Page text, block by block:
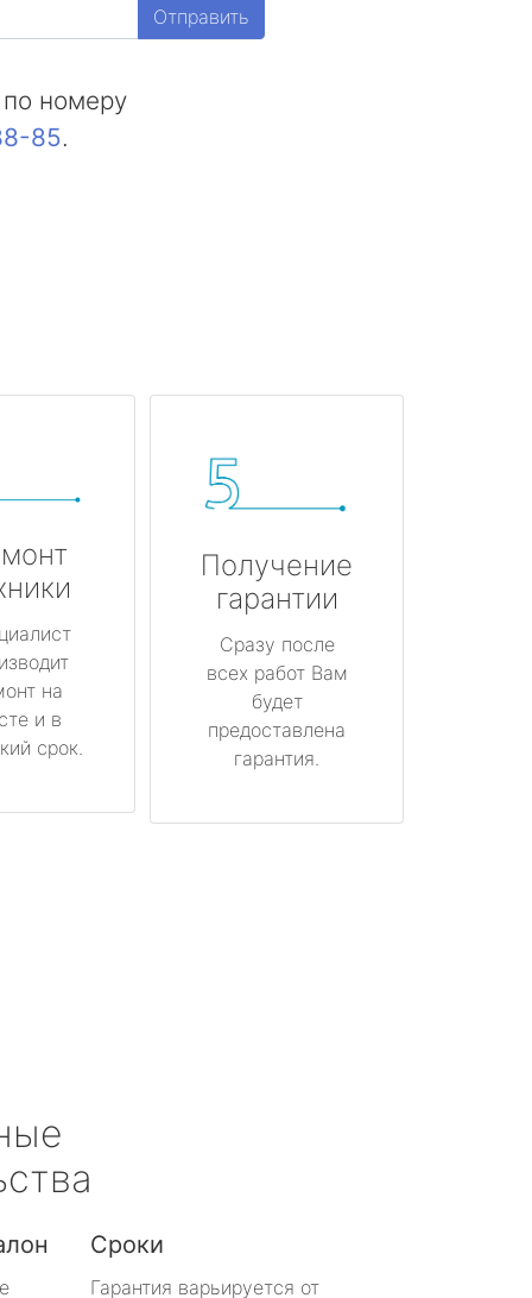
Отправить
номеру
85.
на
и в
срок.
Получение
гарантии
Сразу после
всех работ Вам
будет
предоставлена
гарантия.
Сроки
Гарантия варьируется от